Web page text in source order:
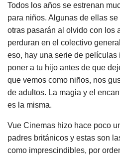
Todos los años se estrenan
para niños. Algunas de ellas
otras pasarán al olvido con los
perduran en el colectivo
eso, hay una serie de
poner a tu hijo antes de que
que vemos como niños, nos
de adultos. La magia y el
es la misma.
Vue Cinemas hizo hace poco
padres británicos y estas son
como imprescindibles, por